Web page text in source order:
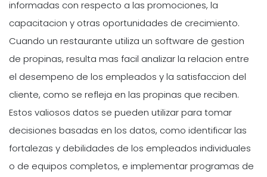
informadas con respecto a las promociones, la
capacitacion y otras oportunidades de crecimiento.
Cuando un restaurante utiliza un software de gestion
de propinas, resulta mas facil analizar la relacion entre
el desempeno de los empleados y la satisfaccion del
cliente, como se refleja en las propinas que reciben.
Estos valiosos datos se pueden utilizar para tomar
decisiones basadas en los datos, como identificar las
fortalezas y debilidades de los empleados individuales
o de equipos completos, e implementar programas de